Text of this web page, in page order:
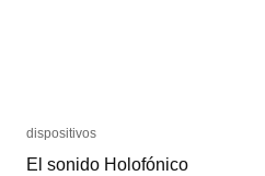
dispositivos
El sonido Holofónico
dispositivos
El sonido Holofónico